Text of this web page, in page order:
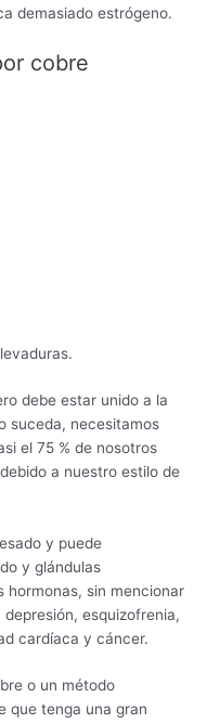
demasiado estrógeno.
cobre
debe estar unido a la
suceda, necesitamos
el 75 % de nosotros
a nuestro estilo de
y puede
y glándulas
hormonas, sin mencionar
esquizofrenia,
cardíaca y cáncer.
o un método
que tenga una gran